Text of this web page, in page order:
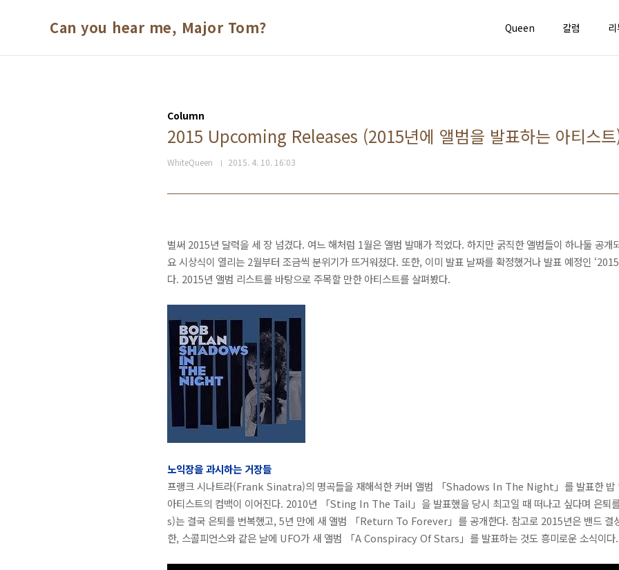
Can you hear me, Major Tom? Queen 칼럼
Column
2015 Upcoming Releases (2015년에 앨범을 발표하는 아티스
WhiteQueen 2015. 4. 10. 16:03
벌써 2015년 달력을 세 장 넘겼다. 여느 해처럼 1월은 앨범 발매가 적었다. 하지만 굵직한 앨범들이 하나둘 공개
요 시상식이 열리는 2월부터 조금씩 분위기가 뜨거워졌다. 또한, 이미 발표 날짜를 확정했거나 발표 예정인
다. 2015년 앨범 리스트를 바탕으로 주목할 만한 아티스트를 살펴봤다.
노익장을 과시하는 거장들
프랭크 시나트라(Frank Sinatra)의 명곡들을 재해석한 커버 앨범 「Shadows In The Night」를 발표한
아티스트의 컴백이 이어진다. 2010년 「Sting In The Tail」을 발표했을 당시 최고일 때 떠나고 싶다며 은퇴
s)는 결국 은퇴를 번복했고, 5년 만에 새 앨범 「Return To Forever」를 공개한다. 참고로 2015년은 밴드 결
한, 스콜피언스와 같은 날에 UFO가 새 앨범 「A Conspiracy Of Stars」를 발표하는 것도 흥미로운 소식이다.